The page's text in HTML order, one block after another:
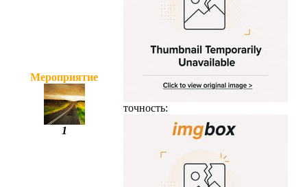
Мероприятие
1
точность: